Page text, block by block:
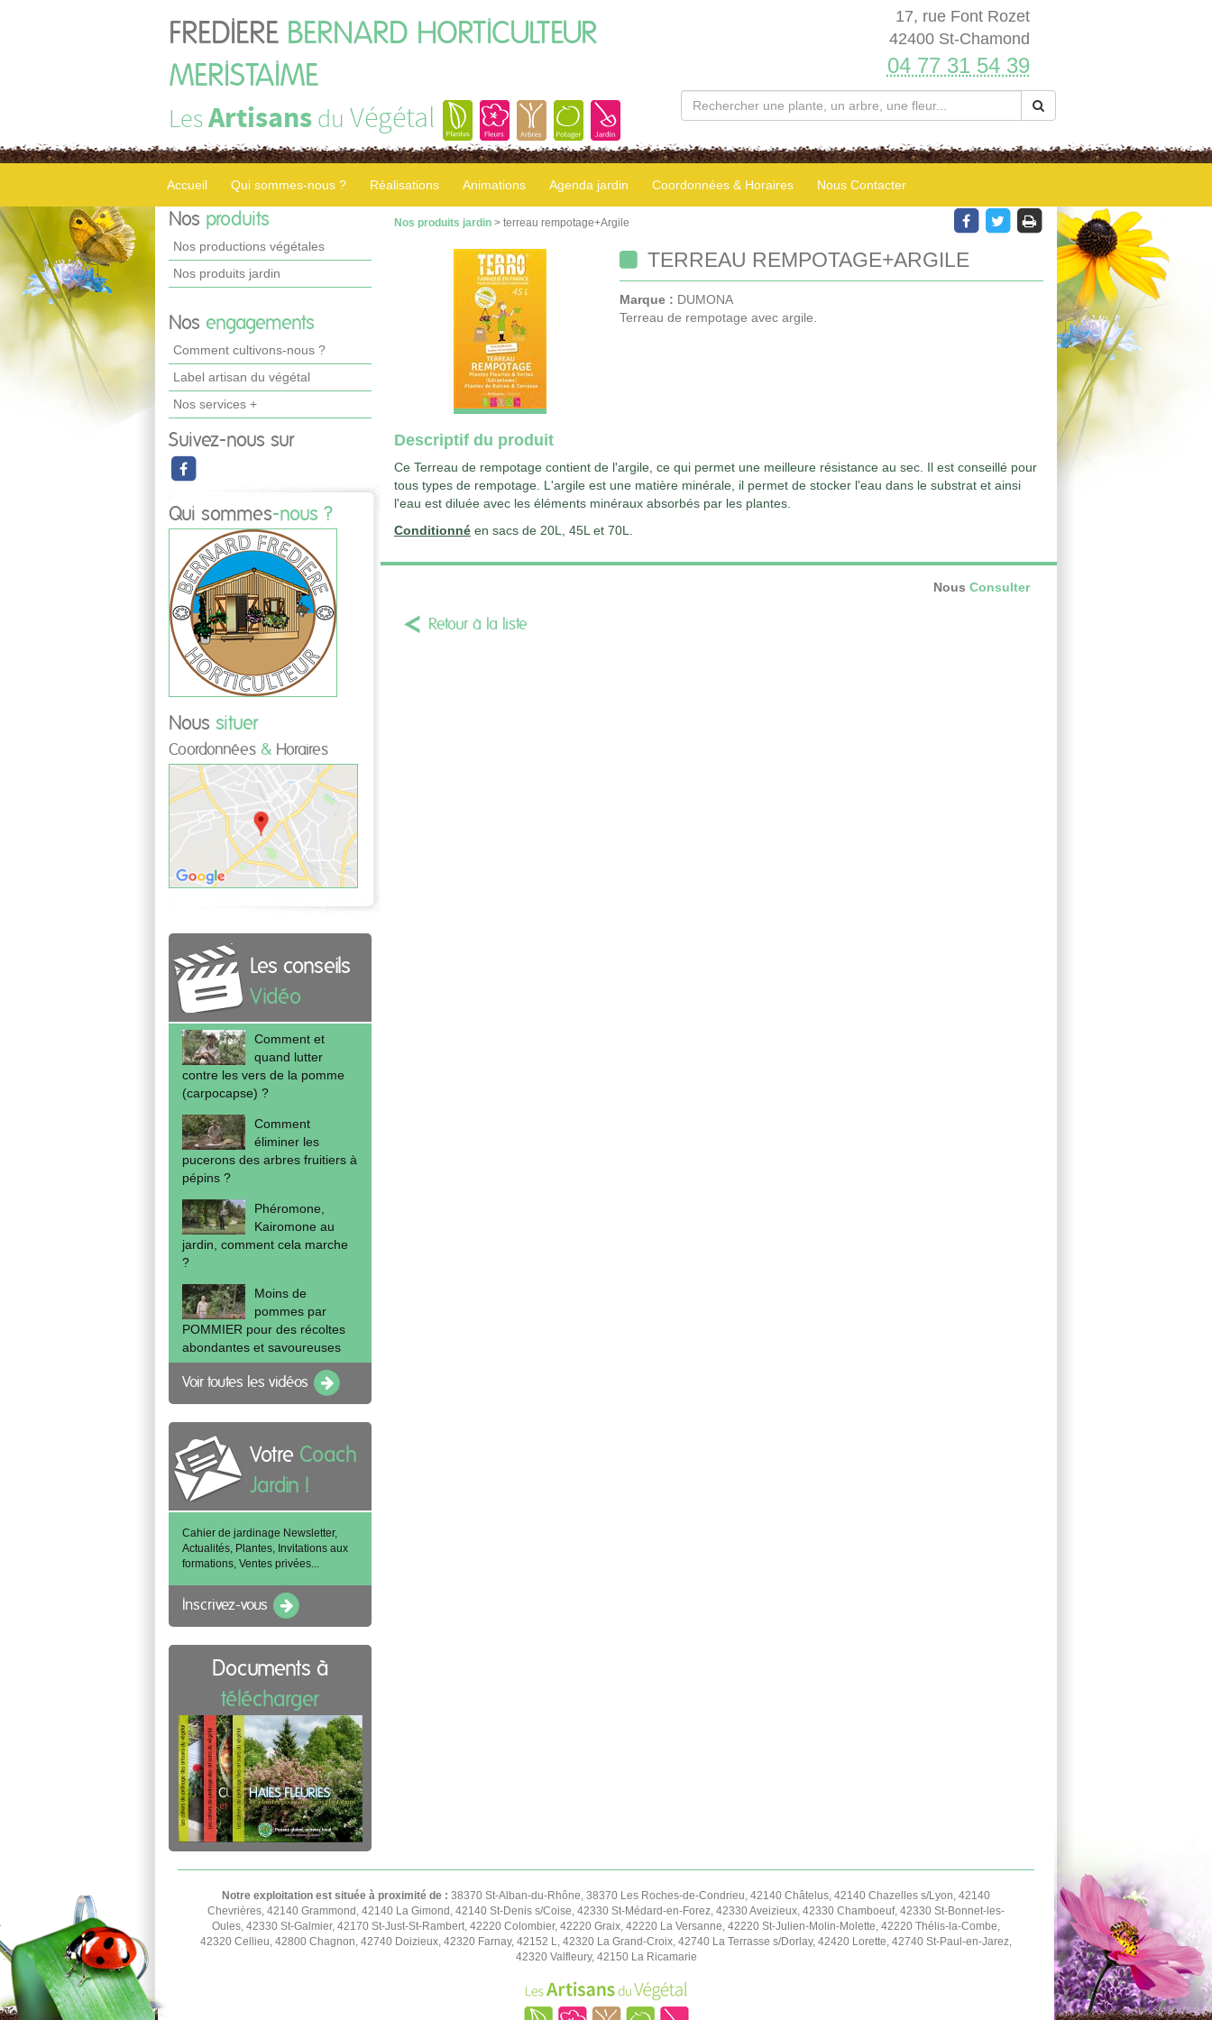
FREDIERE BERNARD HORTICULTEUR
MERISTAIME
LesArtisans du Végétal
17, rue Font Rozet
42400 St-Chamond
04 77 31 54 39
Accueil Qui sommes-nous ? Réalisations Animations Agenda jardin Coordonnées & Horaires Nous Contacter
Nos produits
Nos productions végétales
Nos produits jardin
Nos engagements
Comment cultivons-nous ?
Label artisan du végétal
Nos services +
Suivez-nous sur
Qui sommes-nous ?
Nous situer
Coordonnées & Horaires
Les conseils
Vidéo
Comment et
quand lutter
contre les vers de la pomme
(carpocapse) ?
Comment
éliminer les
pucerons des arbres fruitiers à
pépins ?
Phéromone,
Kairomone au
jardin, comment cela marche
?
Moins de
pommes par
POMMIER pour des récoltes
abondantes et savoureuses
Voir toutes les vidéos
Votre Coach
Jardin !
Cahier de jardinage Newsletter,
Actualités, Plantes, Invitations aux
formations, Ventes privées...
Inscrivez-vous
Documents à
télécharger
Nos produits jardin > terreau rempotage+Argile
TERREAU REMPOTAGE+ARGILE
Marque : DUMONA
Terreau de rempotage avec argile.
Descriptif du produit
Ce Terreau de rempotage contient de l'argile, ce qui permet une meilleure résistance au sec. Il est conseillé pour
tous types de rempotage. L'argile est une matière minérale, il permet de stocker l'eau dans le substrat et ainsi
l'eau est diluée avec les éléments minéraux absorbés par les plantes.
Conditionné en sacs de 20L, 45L et 70L.
Nous Consulter
Retour à la liste
Notre exploitation est située à proximité de : 38370 St-Alban-du-Rhône, 38370 Les Roches-de-Condrieu, 42140 Châtelus, 42140 Chazelles s/Lyon, 42140
Chevrières, 42140 Grammond, 42140 La Gimond, 42140 St-Denis s/Coise, 42330 St-Médard-en-Forez, 42330 Aveizieux, 42330 Chamboeuf, 42330 St-Bonnet-les-
Oules, 42330 St-Galmier, 42170 St-Just-St-Rambert, 42220 Colombier, 42220 Graix, 42220 La Versanne, 42220 St-Julien-Molin-Molette, 42220 Thélis-la-Combe,
42320 Cellieu, 42800 Chagnon, 42740 Doizieux, 42320 Farnay, 42152 L, 42320 La Grand-Croix, 42740 La Terrasse s/Dorlay, 42420 Lorette, 42740 St-Paul-en-Jarez,
42320 Valfleury, 42150 La Ricamarie